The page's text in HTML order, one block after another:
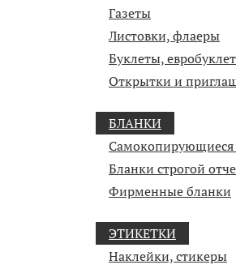
Газеты
Листовки, флаеры
Буклеты,
Открытки и
БЛАНКИ
Самокопирующиеся
Бланки строгой
Фирменные бланки
ЭТИКЕТКИ
Наклейки, стикеры